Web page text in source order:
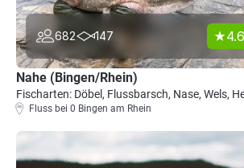
682 147 4.6
Nahe (Bingen/Rhein)
Fischarten: Döbel, Flussbarsch, Nase, Wels,
Fluss bei 0 Bingen am Rhein